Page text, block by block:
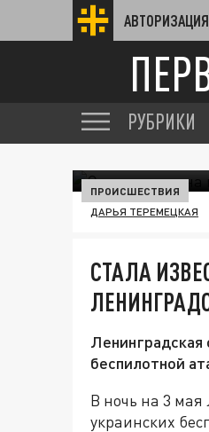
АВТОРИЗАЦИЯ
РУБРИКИ
ПРОИСШЕСТВИЯ
ДАРЬЯ ТЕРЕМЕЦКАЯ
СТАЛА
Ленинградская
беспилотной
В ночь на 3
украинских